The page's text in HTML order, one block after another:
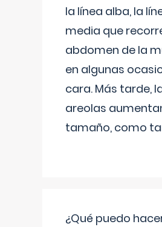
la línea alba, la
media que
abdomen de la
en algunas
cara. Más tarde,
areolas
tamaño, como
¿Qué puedo